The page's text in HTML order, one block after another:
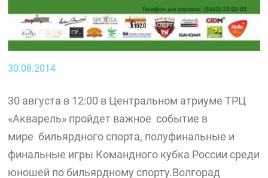
30.08.2014
30 августа в 12:00 в Центральном атриуме ТРЦ
«Акварель» пройдет важное событие в
мире бильярдного спорта, полуфинальные и
финальные игры Командного кубка России среди
юношей по бильярдному спорту.Волгорад